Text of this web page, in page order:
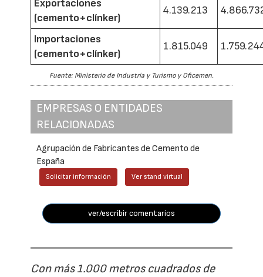
Exportaciones
(cemento+clínker)
4.139.213
Importaciones
(cemento+clínker)
1.815.049
Fuente: Ministerio de Industria y Turismo y Oficemen.
EMPRESAS O ENTIDADES
RELACIONADAS
Agrupación de Fabricantes de Cemento de
España
Solicitar información Ver stand virtual
ver/escribir comentarios
Con más 1.000 metros cuadrados de